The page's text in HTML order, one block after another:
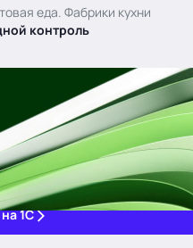
1С
еда. Фабрики кухни
контроль